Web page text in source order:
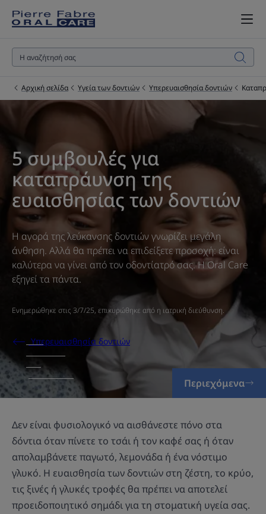
Αρχική σελίδα Υγεία των δοντιών Υπερευαισθησία δοντιών
5 συμβουλές για
καταπράυνση της
ευαισθησίας των δοντιών
Η αγορά της λεύκανσης δοντιών γνωρίζει μεγάλη
άνθηση. Αλλά θα πρέπει να επιδείξετε προσοχή: είναι
καλύτερα να γίνει από τον οδοντίατρό σας. Η Oral Care
εξηγεί τα πάντα.
Ενημερώθηκε στις 3/7/25, επικυρώθηκε από η ιατρική διεύθυνση.
Υπερευαισθησία δοντιών
Περιεχόμενα
Δεν είναι φυσιολογικό να αισθάνεστε πόνο στα
δόντια όταν πίνετε το τσάι ή τον καφέ σας ή όταν
απολαμβάνετε παγωτό, λεμονάδα ή ένα νόστιμο
γλυκό. Η ευαισθησία των δοντιών στη ζέστη, το κρύο,
τις ξινές ή γλυκές τροφές θα πρέπει να αποτελεί
προειδοποιητικό σημάδι για τη στοματική υγεία σας.